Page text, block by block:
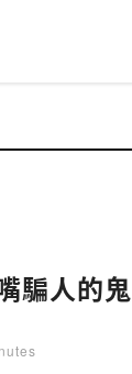
騙人的鬼